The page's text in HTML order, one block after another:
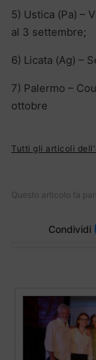
5) Ustica (Pa) –
al 3 settembre;
6) Licata (Ag) –
7) Palermo –
ottobre
Tutti gli articoli
Questo articolo fa
Condividi